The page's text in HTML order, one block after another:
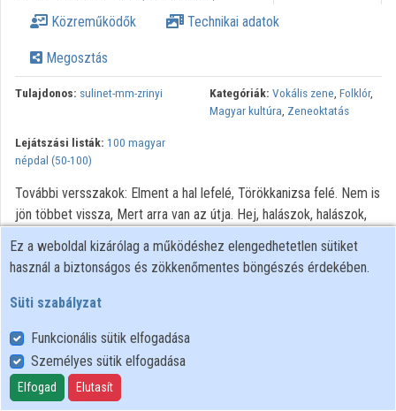
Közreműködők Technikai adatok
Megosztás
Tulajdonos: sulinet-mm-zrinyi Kategóriák: Vokális zene, Folklór,
Magyar kultúra, Zeneoktatás
Lejátszási listák: 100 magyar
népdal (50-100)
További versszakok: Elment a hal lefelé, Törökkanizsa felé. Nem is
jön többet vissza, Mert arra van az útja. Hej, halászok, halászok,
Halászlegény, hallod-e? Mért meg nem házasodsz te? Mért nem
veszel el egy lányt, Akár engem, akár mást?
Felhasználói szabályzat
Adatkezelési tájékoztató
Süti szabályzat
Ez a weboldal kizárólag a működéshez elengedhetetlen sütiket
használ a biztonságos és zökkenőmentes böngészés érdekében.
Süti szabályzat
Funkcionális sütik elfogadása
Személyes sütik elfogadása
Elfogad Elutasít